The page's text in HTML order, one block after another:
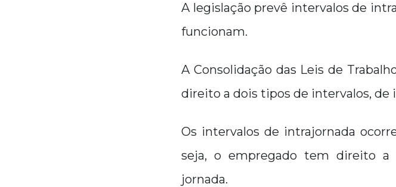
A legislação prevê intervalos de
funcionam.
A Consolidação das Leis de
direito a dois tipos de intervalos, de
Os intervalos de intrajornada
seja, o empregado tem direito a
jornada.